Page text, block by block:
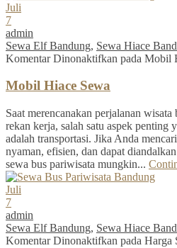
Juli
7
admin
Sewa Elf Bandung, Sewa Hiace
Komentar Dinonaktifkan pada Mobil
Mobil Hiace Sewa
Saat merencanakan perjalanan wisata
rekan kerja, salah satu aspek penting
adalah transportasi. Jika Anda
nyaman, efisien, dan dapat
sewa bus pariwisata mungkin...
Juli
7
admin
Sewa Elf Bandung, Sewa Hiace
Komentar Dinonaktifkan pada Harga